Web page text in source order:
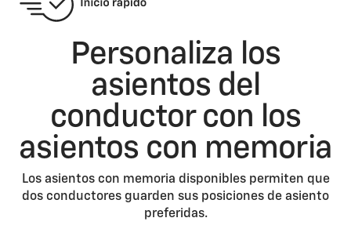
Personaliza los
asientos del
conductor con los
asientos con memoria
Los asientos con memoria disponibles permiten que
dos conductores guarden sus posiciones de asiento
preferidas.